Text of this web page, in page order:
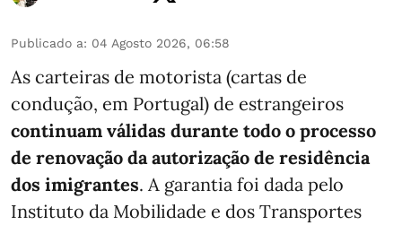
Publicado a: 04 Agosto 2026, 06:58
As carteiras de motorista (cartas de
condução, em Portugal) de estrangeiros
continuam válidas durante todo o processo
de renovação da autorização de residência
dos imigrantes. A garantia foi dada pelo
Instituto da Mobilidade e dos Transportes